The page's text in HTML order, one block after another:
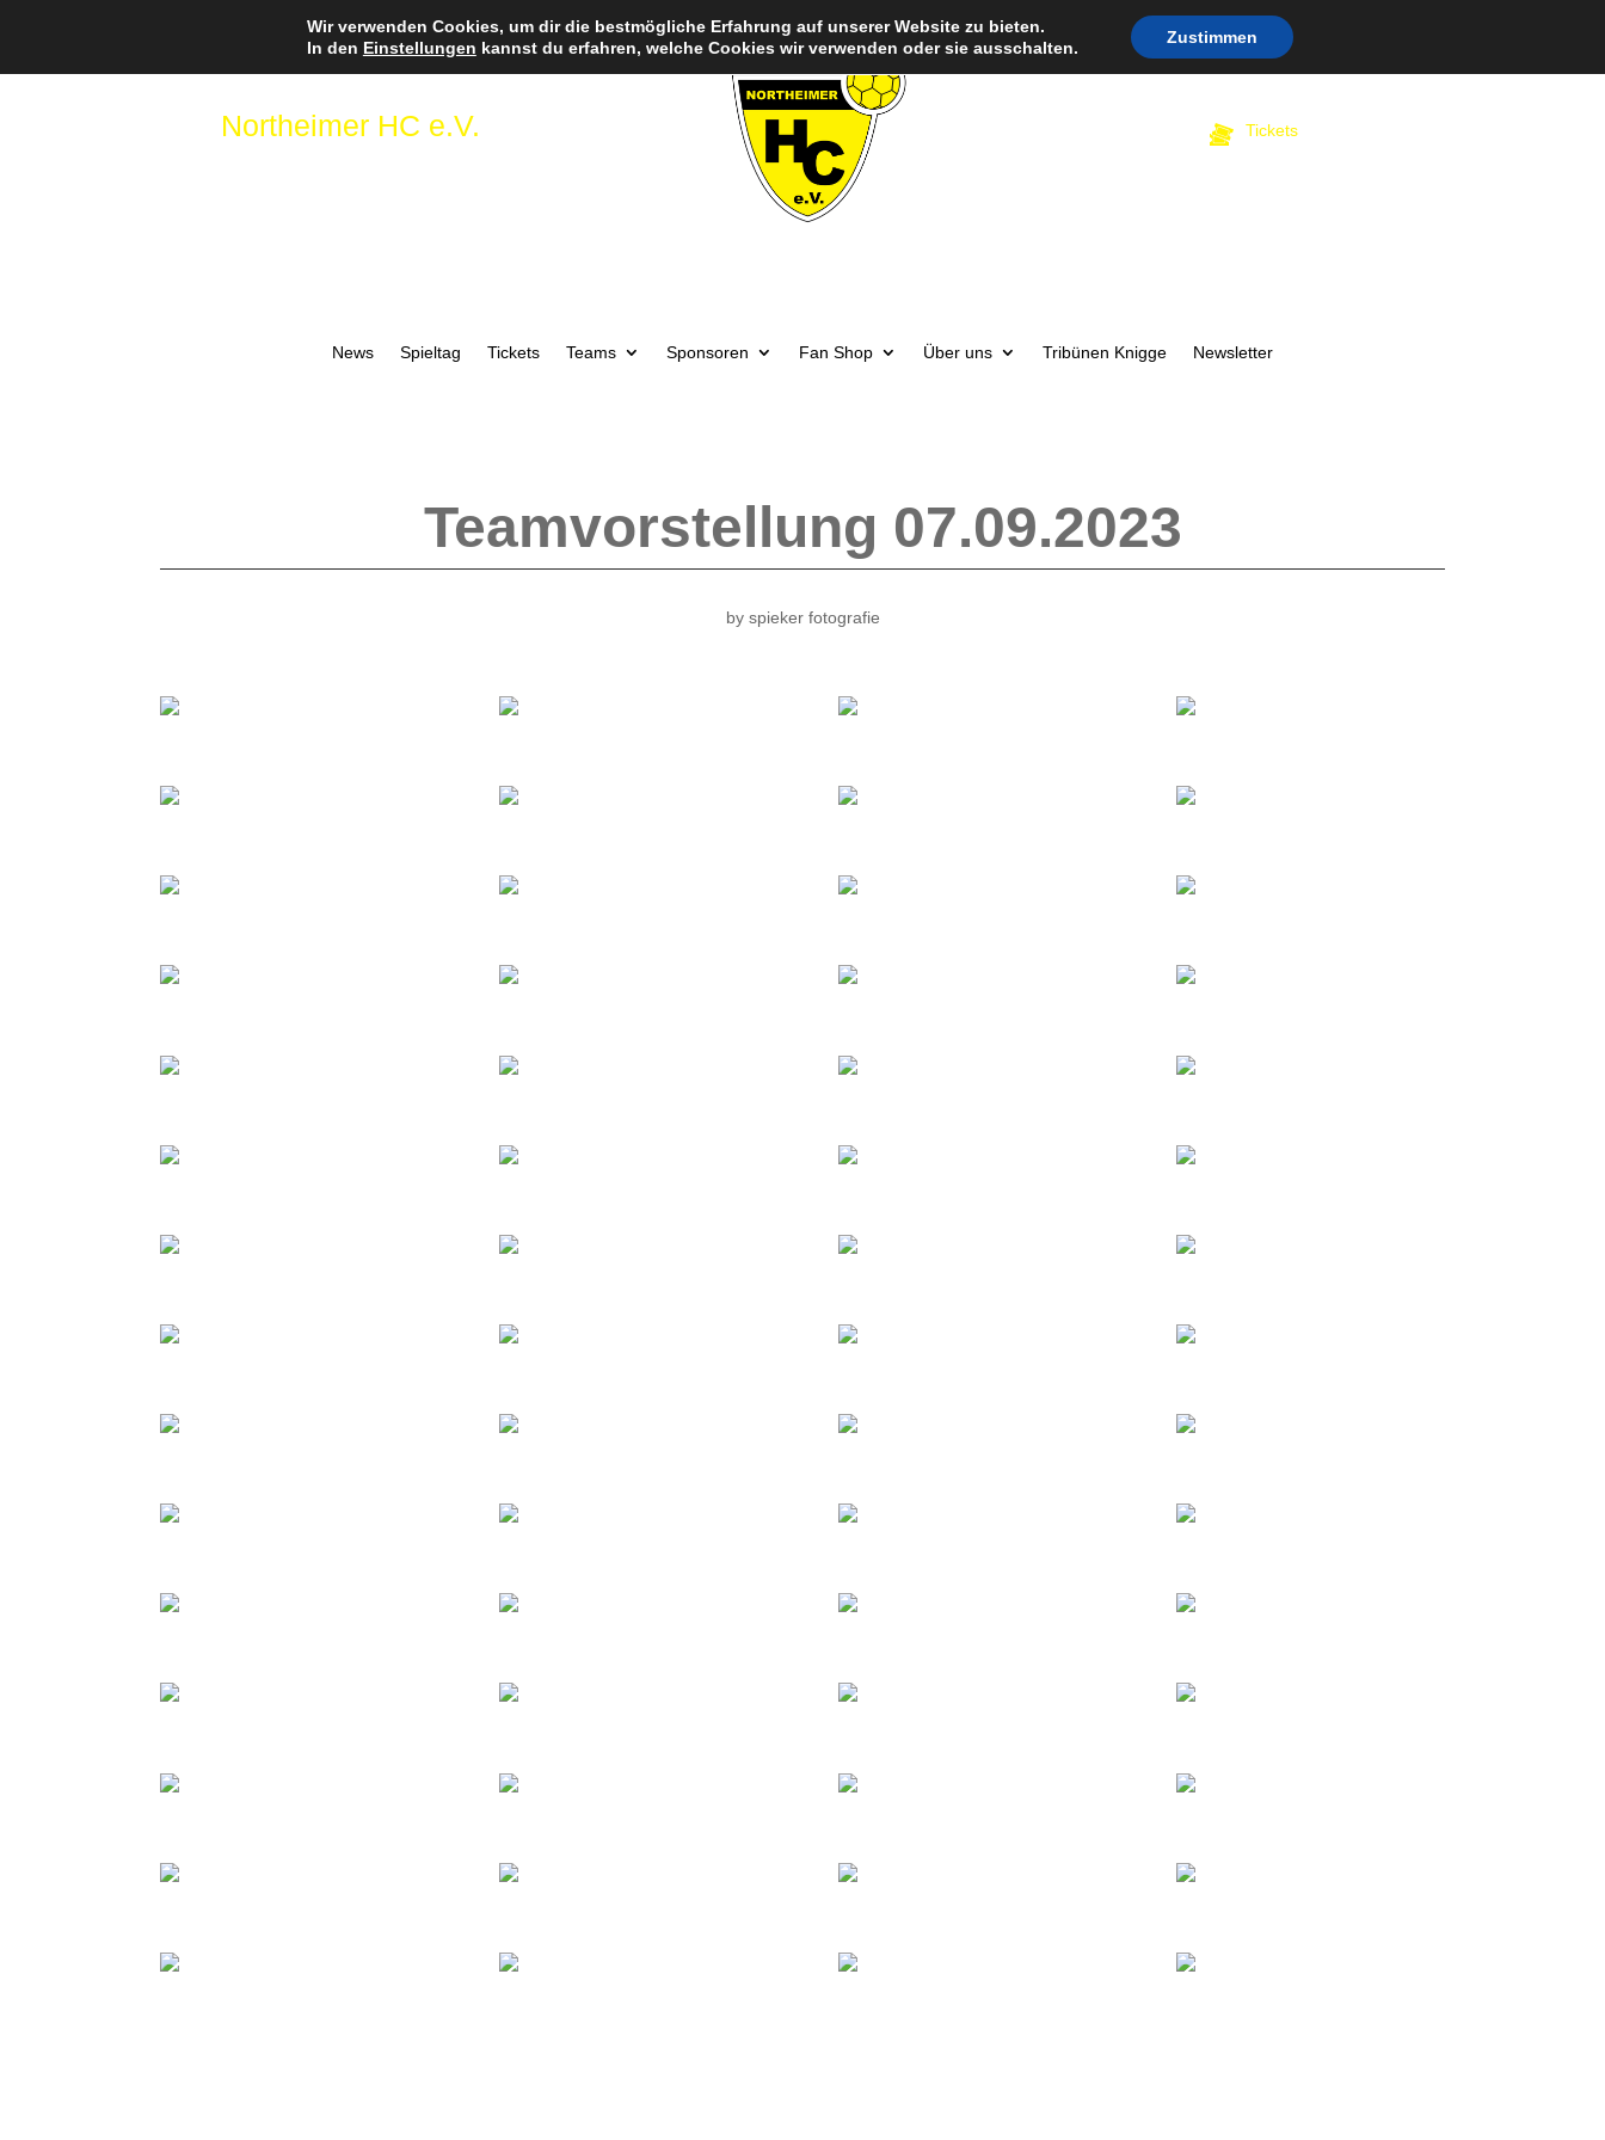
Northeimer HC e.V. Tickets
News Spieltag Tickets Teams Sponsoren Fan Shop Über uns Tribünen Knigge Newsletter
Teamvorstellung 07.09.2023
by spieker fotografie
Wir verwenden Cookies, um dir die bestmögliche Erfahrung auf unserer Website zu bieten.
In den Einstellungen kannst du erfahren, welche Cookies wir verwenden oder sie ausschalten.
Zustimmen